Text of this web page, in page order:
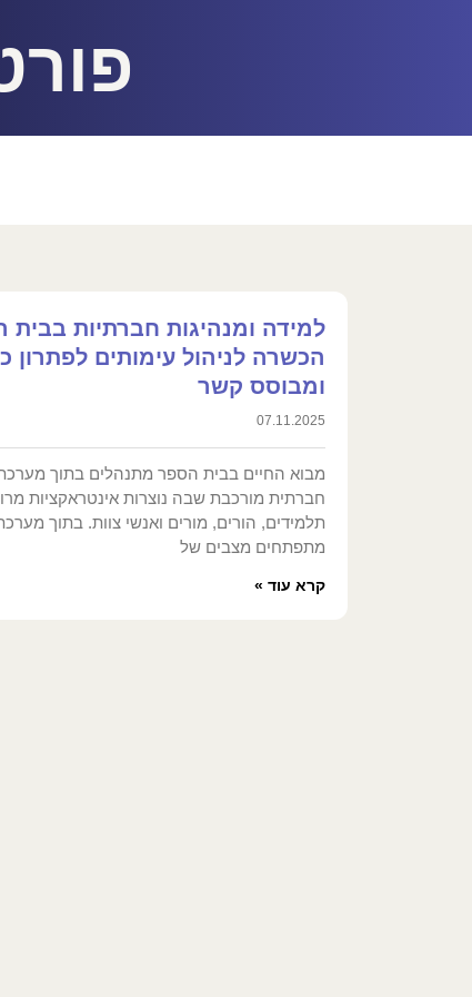
למידה ומנהיגות חברתיות בבית
הכשרה לניהול עימותים לפתרון
ומבוסס קשר
07.11.2025
מבוא החיים בבית הספר מתנהלים בתוך
חברתית מורכבת שבה נוצרות אינטראקציות
תלמידים, הורים, מורים ואנשי צוות. בתוך
מתפתחים מצבים של
קרא עוד »